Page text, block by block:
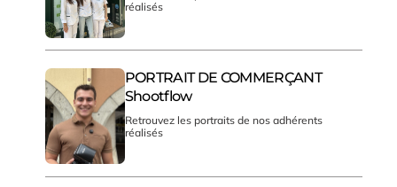
réalisés
PORTRAIT DE COMMERÇANT
Shootflow
Retrouvez les portraits de nos adhérents
réalisés